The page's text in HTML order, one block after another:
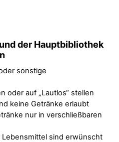
der Hauptbibliothek
sonstige
oder auf „Lautlos“ stellen
keine Getränke erlaubt
nur in verschließbaren
Lebensmittel sind erwünscht